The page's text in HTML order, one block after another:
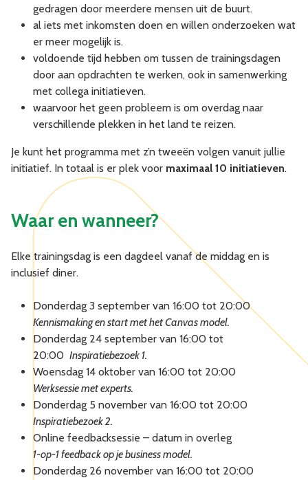
gedragen door meerdere mensen uit de buurt.
al iets met inkomsten doen en willen onderzoeken wat
er meer mogelijk is.
voldoende tijd hebben om tussen de trainingsdagen
door aan opdrachten te werken, ook in samenwerking
met collega initiatieven.
waarvoor het geen probleem is om overdag naar
verschillende plekken in het land te reizen.
Je kunt het programma met z’n tweeën volgen vanuit jullie
initiatief. In totaal is er plek voor maximaal 10 initiatieven.
Waar en wanneer?
Elke trainingsdag is een dagdeel vanaf de middag en is
inclusief diner.
Donderdag 3 september van 16:00 tot 20:00
Kennismaking en start met het Canvas model.
Donderdag 24 september van 16:00 tot
20:00 Inspiratiebezoek 1.
Woensdag 14 oktober van 16:00 tot 20:00
Werksessie met experts.
Donderdag 5 november van 16:00 tot 20:00
Inspiratiebezoek 2.
Online feedbacksessie – datum in overleg
1-op-1 feedback op je business model.
Donderdag 26 november van 16:00 tot 20:00